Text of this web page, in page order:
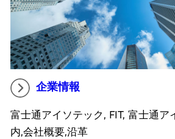
企業情報
富士通アイソテック, FIT, 富士通ア
内,会社概要,沿革